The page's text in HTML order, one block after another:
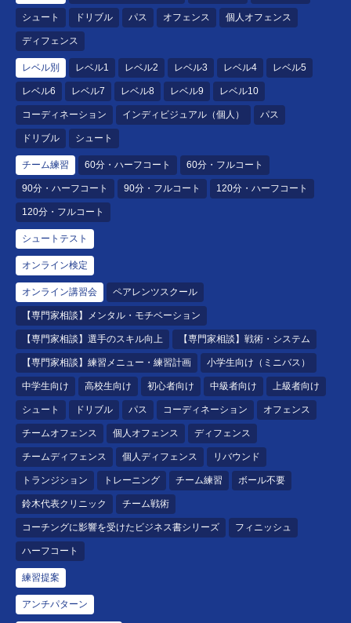
シュート ドリブル パス オフェンス 個人オフェンス
ディフェンス
レベル別 レベル1 レベル2 レベル3 レベル4 レベル5
レベル6 レベル7 レベル8 レベル9 レベル10
コーディネーション インディビジュアル（個人） パス
ドリブル シュート
チーム練習 60分・ハーフコート 60分・フルコート
90分・ハーフコート 90分・フルコート 120分・ハーフコート
120分・フルコート
シュートテスト
オンライン検定
オンライン講習会 ペアレンツスクール
【専門家相談】メンタル・モチベーション
【専門家相談】選手のスキル向上 【専門家相談】戦術・システム
【専門家相談】練習メニュー・練習計画 小学生向け（ミニバス）
中学生向け 高校生向け 初心者向け 中級者向け 上級者向け
シュート ドリブル パス コーディネーション オフェンス
チームオフェンス 個人オフェンス ディフェンス
チームディフェンス 個人ディフェンス リバウンド
トランジション トレーニング チーム練習 ボール不要
鈴木代表クリニック チーム戦術
コーチングに影響を受けたビジネス書シリーズ フィニッシュ
ハーフコート
練習提案
アンチパターン